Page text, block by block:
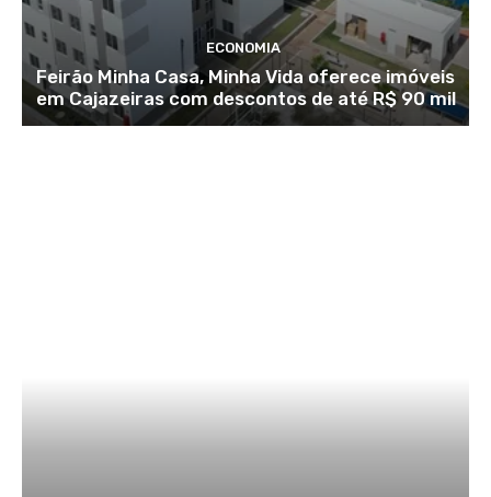
ECONOMIA
Feirão Minha Casa, Minha Vida oferece imóveis
em Cajazeiras com descontos de até R$ 90 mil